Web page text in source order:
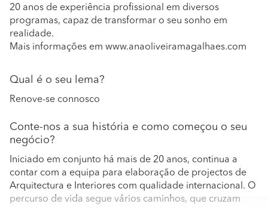
20 anos de experiência profissional em diversos
programas, capaz de transformar o seu sonho em
realidade.
Mais informações em www.anaoliveiramagalhaes.com
Qual é o seu lema?
Renove-se connosco
Conte-nos a sua história e como começou o seu
negócio?
Iniciado em conjunto há mais de 20 anos, continua a
contar com a equipa para elaboração de projectos de
Arquitectura e Interiores com qualidade internacional. O
percurso de vida segue vários caminhos, que cruzam